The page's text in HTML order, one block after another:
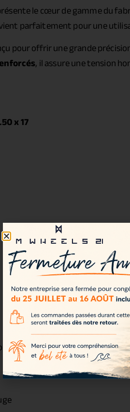
le cœur de gamme du
parfaitement pour une
pour offrir une grande
, il assure une tension
x 17